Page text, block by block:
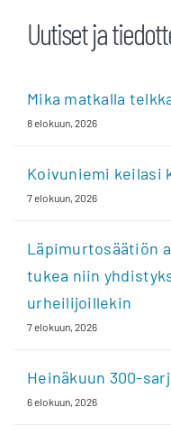
Uutiset ja
Mika matkalla
8 elokuun, 2026
Koivuniemi keilasi
7 elokuun, 2026
Läpimurtosäätiön
tukea niin
urheilijoillekin
7 elokuun, 2026
Heinäkuun 300-
6 elokuun, 2026